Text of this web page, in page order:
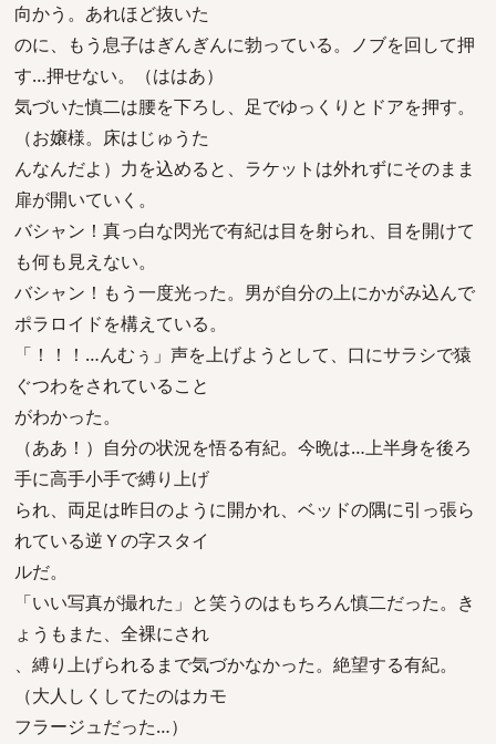
向かう。あれほど抜いた
のに、もう息子はぎんぎんに勃っている。ノブを回して押
す…押せない。（ははあ）
気づいた慎二は腰を下ろし、足でゆっくりとドアを押す。
（お嬢様。床はじゅうた
んなんだよ）力を込めると、ラケットは外れずにそのまま
扉が開いていく。
バシャン！真っ白な閃光で有紀は目を射られ、目を開けて
も何も見えない。
バシャン！もう一度光った。男が自分の上にかがみ込んで
ポラロイドを構えている。
「！！！…んむぅ」声を上げようとして、口にサラシで猿
ぐつわをされていること
がわかった。
（ああ！）自分の状況を悟る有紀。今晩は…上半身を後ろ
手に高手小手で縛り上げ
られ、両足は昨日のように開かれ、ベッドの隅に引っ張ら
れている逆Ｙの字スタイ
ルだ。
「いい写真が撮れた」と笑うのはもちろん慎二だった。き
ょうもまた、全裸にされ
、縛り上げられるまで気づかなかった。絶望する有紀。
（大人しくしてたのはカモ
フラージュだった…）